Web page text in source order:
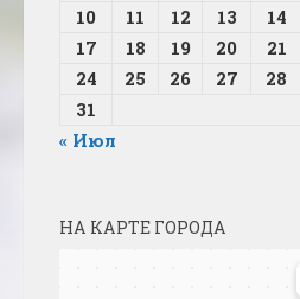
10
11 12 13 14
17
18 19 20 21
24
25 26 27 28
31
« Июл
НА КАРТЕ ГОРОДА